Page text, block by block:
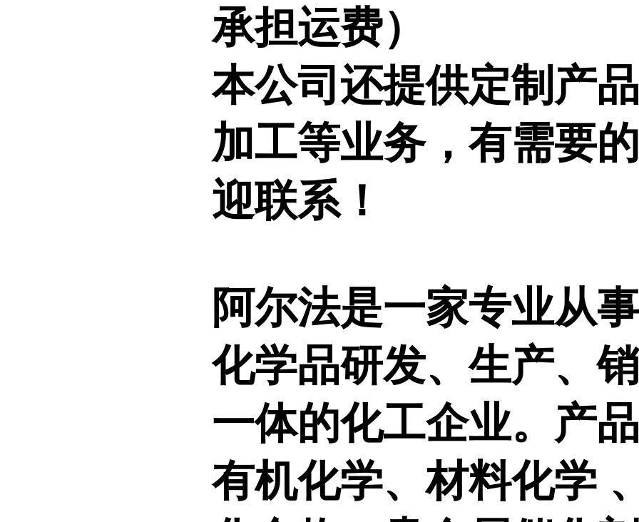
承担运费）
本公司还提供定制产
加工等业务，有需要
迎联系！
阿尔法是一家专业从
化学品研发、生产、
一体的化工企业。产
有机化学、材料化学